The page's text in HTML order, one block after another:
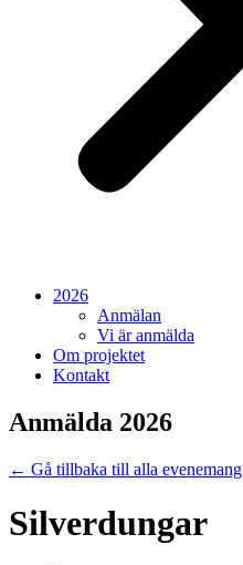
2026
Anmälan
Vi är anmälda
Om projektet
Kontakt
Anmälda 2026
← Gå tillbaka till alla evenemang
Silverdungar